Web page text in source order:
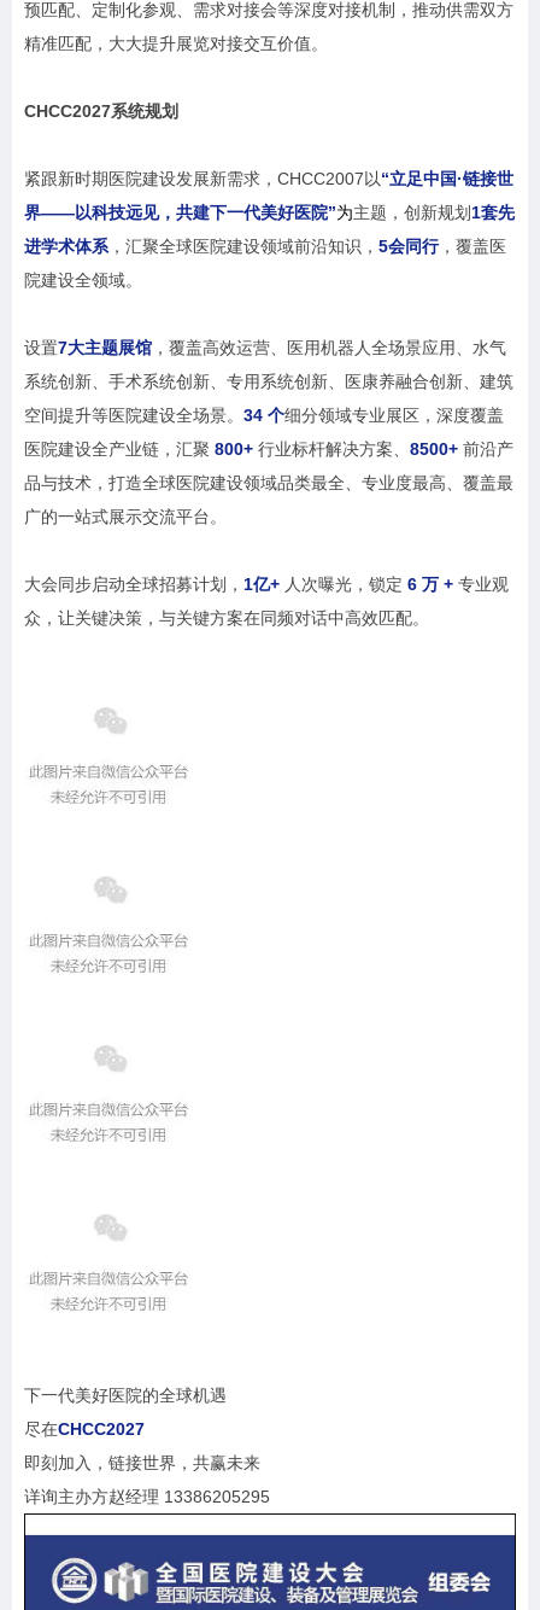
预匹配、定制化参观、需求对接会等深度对接机制，推动供需双方
精准匹配，大大提升展览对接交互价值。
CHCC2027系统规划
紧跟新时期医院建设发展新需求，CHCC2007以“立足中国·链接世
界——以科技远见，共建下一代美好医院”为主题，创新规划1套先
进学术体系 ，汇聚全球医院建设领域前沿知识， 5会同行，覆盖医
院建设全领域。
设置7大主题展馆 ，覆盖高效运营、医用机器人全场景应用、水气
系统创新、手术系统创新、专用系统创新、医康养融合创新、建筑
空间提升等医院建设全场景。 34 个细分领域专业展区，深度覆盖
医院建设全产业链，汇聚 800+ 行业标杆解决方案、 8500+ 前沿产
品与技术，打造全球医院建设领域品类最全、专业度最高、覆盖最
广的一站式展示交流平台。
大会同步启动全球招募计划， 1亿+ 人次曝光，锁定 6 万 + 专业观
众，让关键决策，与关键方案在同频对话中高效匹配。
下一代美好医院的全球机遇
尽在CHCC2027
即刻加入，链接世界，共赢未来
详询主办方赵经理 13386205295